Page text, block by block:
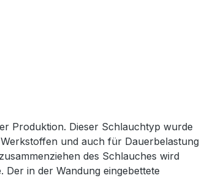
Produktion. Dieser Schlauchtyp wurde
und auch für Dauerbelastung
des Schlauches wird
in der Wandung eingebettete